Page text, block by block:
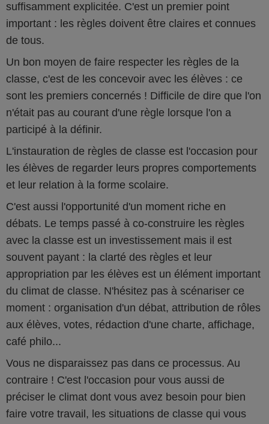
suffisamment explicitée. C'est un premier point
important : les règles doivent être claires et connues
de tous.
Un bon moyen de faire respecter les règles de la
classe, c'est de les concevoir avec les élèves : ce
sont les premiers concernés ! Difficile de dire que l'on
n'était pas au courant d'une règle lorsque l'on a
participé à la définir.
L'instauration de règles de classe est l'occasion pour
les élèves de regarder leurs propres comportements
et leur relation à la forme scolaire.
C'est aussi l'opportunité d'un moment riche en
débats. Le temps passé à co-construire les règles
avec la classe est un investissement mais il est
souvent payant : la clarté des règles et leur
appropriation par les élèves est un élément important
du climat de classe. N'hésitez pas à scénariser ce
moment : organisation d'un débat, attribution de rôles
aux élèves, votes, rédaction d'une charte, affichage,
café philo...
Vous ne disparaissez pas dans ce processus. Au
contraire ! C'est l'occasion pour vous aussi de
préciser le climat dont vous avez besoin pour bien
faire votre travail, les situations de classe qui vous